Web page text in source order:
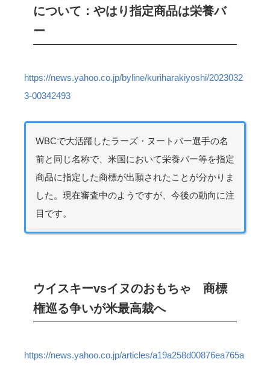
について：やはり指定商品は栄養バ
ー
https://news.yahoo.co.jp/byline/kuriharakiyoshi/2023032
3-00342493
WBCで大活躍したラーズ・ヌートバー選手の名
前と同じ名称で、米国において栄養バー等を指定
商品に指定した商標が出願されたことが分かりま
した。現在審査中のようですが、今後の動向に注
目です。
ウイスキーvsイヌのおもちゃ 商標
権巡る争いが米最高裁へ
https://news.yahoo.co.jp/articles/a19a258d00876ea765a